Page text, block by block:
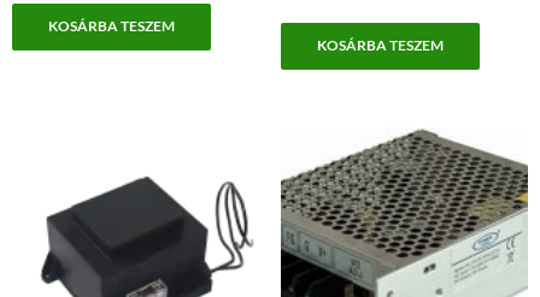
KOSÁRBA TESZEM
KOSÁRBA TESZEM